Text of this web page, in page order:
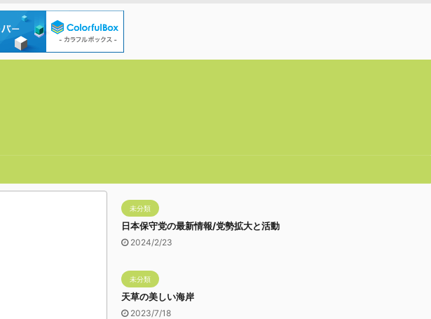
未分類
日本保守党の最新情報/党勢拡大と活動
2024/2/23
未分類
天草の美しい海岸
2023/7/18